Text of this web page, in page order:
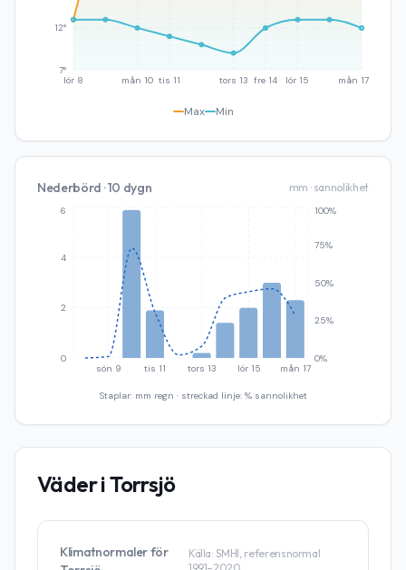
lör 8 mån 10 tis 11 tors 13 fre 14 lör 15 mån 17
7°
12°
Max Min
Nederbörd · 10 dygn mm · sannolikhet
sön 9 tis 11 tors 13 lör 15 mån 17
0
2
4
6
0%
25%
50%
75%
100%
Staplar: mm regn · streckad linje: % sannolikhet
Väder iTorrsjö
Klimatnormaler för
Källa: SMHI, referensnormal